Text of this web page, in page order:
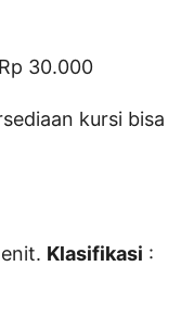
30.000
kursi bisa
Klasifikasi :